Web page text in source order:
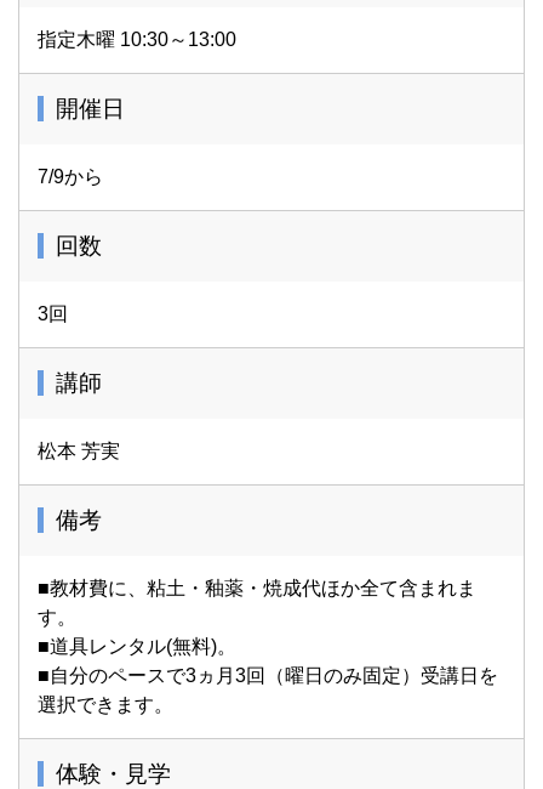
指定木曜 10:30～13:00
開催日
7/9から
回数
3回
講師
松本 芳実
備考
■教材費に、粘土・釉薬・焼成代ほか全て含まれま
す。
■道具レンタル(無料)。
■自分のペースで3ヵ月3回（曜日のみ固定）受講日を
選択できます。
体験・見学